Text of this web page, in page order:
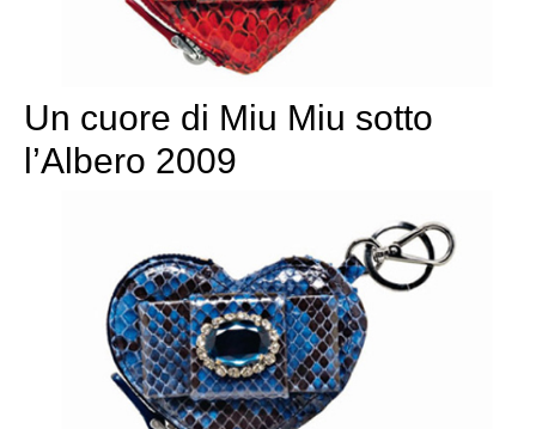
Un cuore di Miu Miu sotto
l’Albero 2009